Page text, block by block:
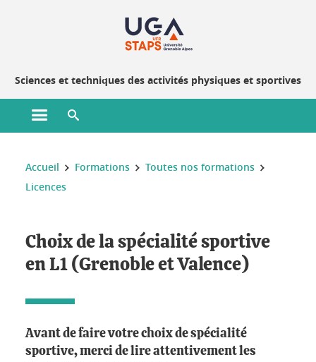
Sciences et techniques des activités physiques et sportives
Ouvrir le menu principal
Vous êtes ici :
Accueil Formations
Toutes nos formations
Licences
Choix de la spécialité sportive
en L1 (Grenoble et Valence)
Avant de faire votre choix de spécialité
sportive, merci de lire attentivement les